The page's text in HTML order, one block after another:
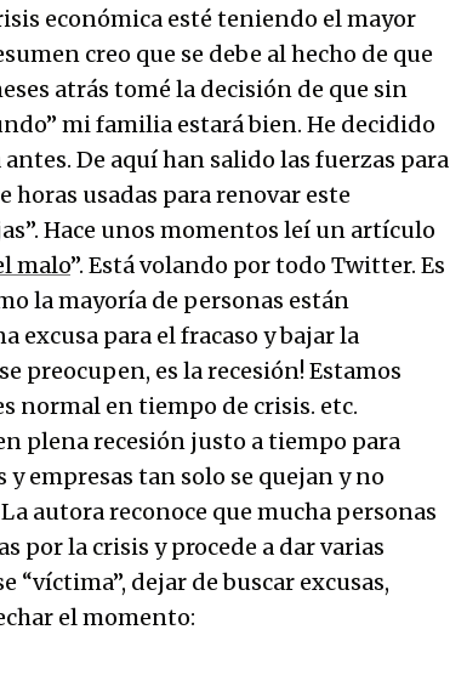
económica esté teniendo el mayor
creo que se debe al hecho de que
atrás tomé la decisión de que sin
mi familia estará bien. He decidido
De aquí han salido las fuerzas para
usadas para renovar este
Hace unos momentos leí un artículo
malo”. Está volando por todo Twitter. Es
la mayoría de personas están
excusa para el fracaso y bajar la
preocupen, es la recesión! Estamos
normal en tiempo de crisis. etc.
plena recesión justo a tiempo para
empresas tan solo se quejan y no
autora reconoce que mucha personas
por la crisis y procede a dar varias
“víctima”, dejar de buscar excusas,
el momento: